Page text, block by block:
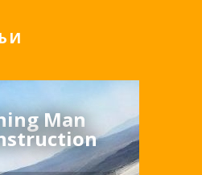
тормозаторы
Man